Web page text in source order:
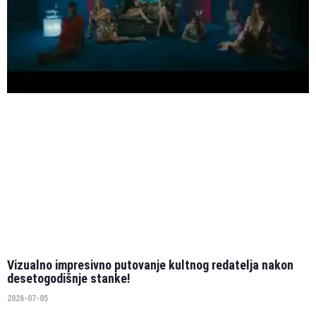
Vizualno impresivno putovanje kultnog redatelja nakon
desetogodišnje stanke!
2026-07-05